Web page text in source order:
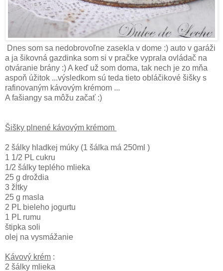
Dnes som sa nedobrovoľne zasekla v dome :) auto v garáži
a ja šikovná gazdinka som si v pračke vyprala ovládač na
otváranie brány :) A keď už som doma, tak nech je zo mňa
aspoň úžitok ...výsledkom sú teda tieto obláčikové šišky s
rafinovaným kávovým krémom ...
A fašiangy sa môžu začať :)
Šišky plnené kávovým krémom
2 šálky hladkej múky (1 šálka má 250ml )
1 1/2 PL cukru
1/2 šálky teplého mlieka
25 g droždia
3 žĺtky
25 g masla
2 PL bieleho jogurtu
1 PL rumu
štipka soli
olej na vysmážanie
Kávový krém :
2 šálky mlieka